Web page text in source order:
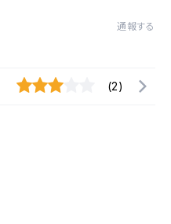
通報する
(2)